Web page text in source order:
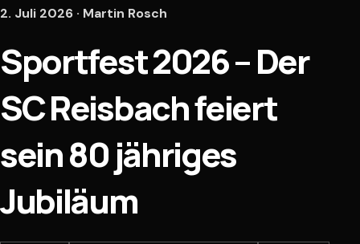
2. Juli 2026 · Martin Rosch
Sportfest 2026 – Der
SC Reisbach feiert
sein 80 jähriges
Jubiläum